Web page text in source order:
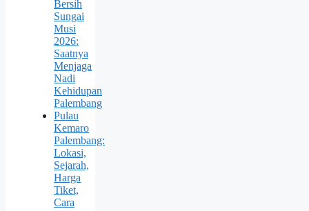
Bersih
Sungai
Musi
2026:
Saatnya
Menjaga
Nadi
Kehidupan
Palembang
Pulau
Kemaro
Palembang:
Lokasi,
Sejarah,
Harga
Tiket,
Cara